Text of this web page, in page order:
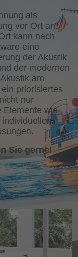
als
vor Ort an.
kann nach
eine
der Akustik
der modernen
am
priorisiertes
nur
Elemente wie
Sie gerne!